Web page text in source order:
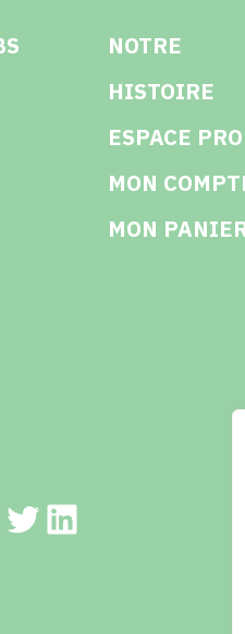
NOTRE
HISTOIRE
ESPACE PRO
MON
MON
TwitterLinkedIn